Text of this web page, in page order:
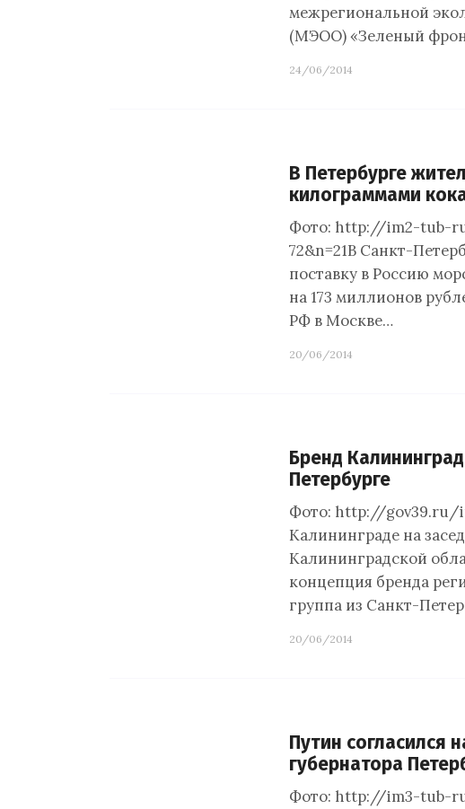
межрегиональной
(МЭОО) «Зеленый
24/06/2014
В Петербурге
килограммами
Фото: http://im2-tub-
72&n=21В Санкт-
поставку в Россию
на 173 миллионов
РФ в Москве…
20/06/2014
Бренд
Петербурге
Фото: http://gov39.ru/
Калининграде на
Калининградской
концепция бренда
группа из Санкт-
20/06/2014
Путин согласился
губернатора
Фото: http://im3-tub-